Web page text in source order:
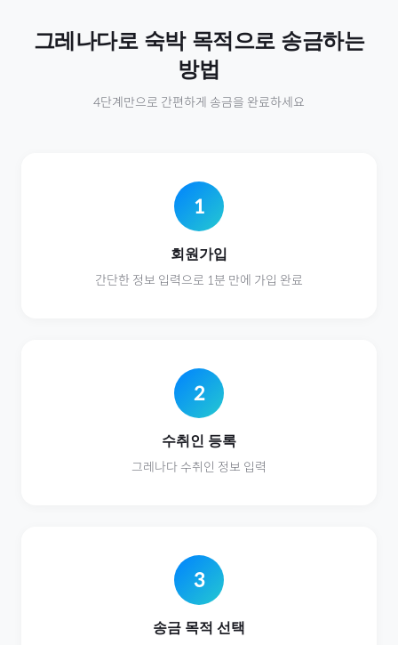
그레나다로 숙박 목적으로 송금하는
방법
4단계만으로 간편하게 송금을 완료하세요
1
회원가입
간단한 정보 입력으로 1분 만에 가입 완료
2
수취인 등록
그레나다 수취인 정보 입력
3
송금 목적 선택